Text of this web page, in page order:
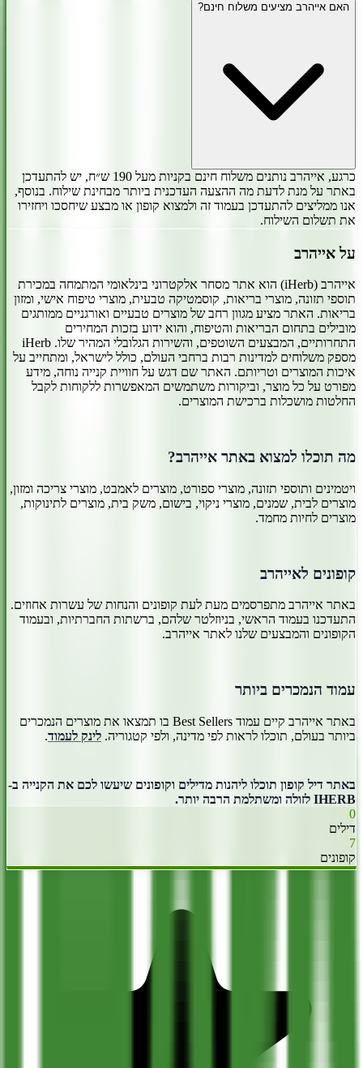
האם אייהרב מציעים משלוח חינם?
כרגע, אייהרב נותנים משלוח חינם בקניות מעל 190 ש״ח, יש להתעדכן
באתר על מנת לדעת מה ההצעה העדכנית ביותר מבחינת שילוח. בנוסף,
אנו ממליצים להתעדכן בעמוד זה ולמצוא קופון או מבצע שיחסכו ויחזירו
את תשלום השילוח.
עלאייהרב
אייהרב (iHerb) הוא אתר מסחר אלקטרוני בינלאומי המתמחה במכירת
תוספי תזונה, מוצרי בריאות, קוסמטיקה טבעית, מוצרי טיפוח אישי, ומזון
בריאות. האתר מציע מגוון רחב של מוצרים טבעיים ואורגניים ממותגים
מובילים בתחום הבריאות והטיפוח, והוא ידוע בזכות המחירים
התחרותיים, המבצעים השוטפים, והשירות הגלובלי המהיר שלו. iHerb
מספק משלוחים למדינות רבות ברחבי העולם, כולל לישראל, ומתחייב על
איכות המוצרים וטריותם. האתר שם דגש על חוויית קנייה נוחה, מידע
מפורט על כל מוצר, וביקורות משתמשים המאפשרות ללקוחות לקבל
החלטות מושכלות ברכישת המוצרים.
מה תוכלו למצוא באתר אייהרב?
ויטמינים ותוספי תזונה, מוצרי ספורט, מוצרים לאמבט, מוצרי צריכה ומזון,
מוצרים לבית, שמנים, מוצרי ניקוי, בישום, משק בית, מוצרים לתינוקות,
מוצרים לחיות מחמד.
קופונים לאייהרב
באתר אייהרב מתפרסמים מעת לעת קופונים והנחות של עשרות אחוזים.
התעדכנו בעמוד הראשי, בניוזלטר שלהם, ברשתות החברתיות, ובעמוד
הקופונים והמבצעים שלנו לאתר אייהרב.
עמוד הנמכרים ביותר
באתר אייהרב קיים עמוד Best Sellers בו תמצאו את מוצרים הנמכרים
ביותר בעולם, תוכלו לראות לפי מדינה, ולפי קטגוריה. לינק לעמוד.
באתר דיל קופון תוכלו ליהנות מדילים וקופונים שיעשו לכם את הקנייה ב-
IHERB לזולה ומשתלמת הרבה יותר.
0
דילים
7
קופונים